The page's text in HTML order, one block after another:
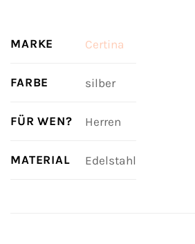
MARKE Certina
FARBE silber
FÜR WEN? Herren
MATERIAL Edelstahl